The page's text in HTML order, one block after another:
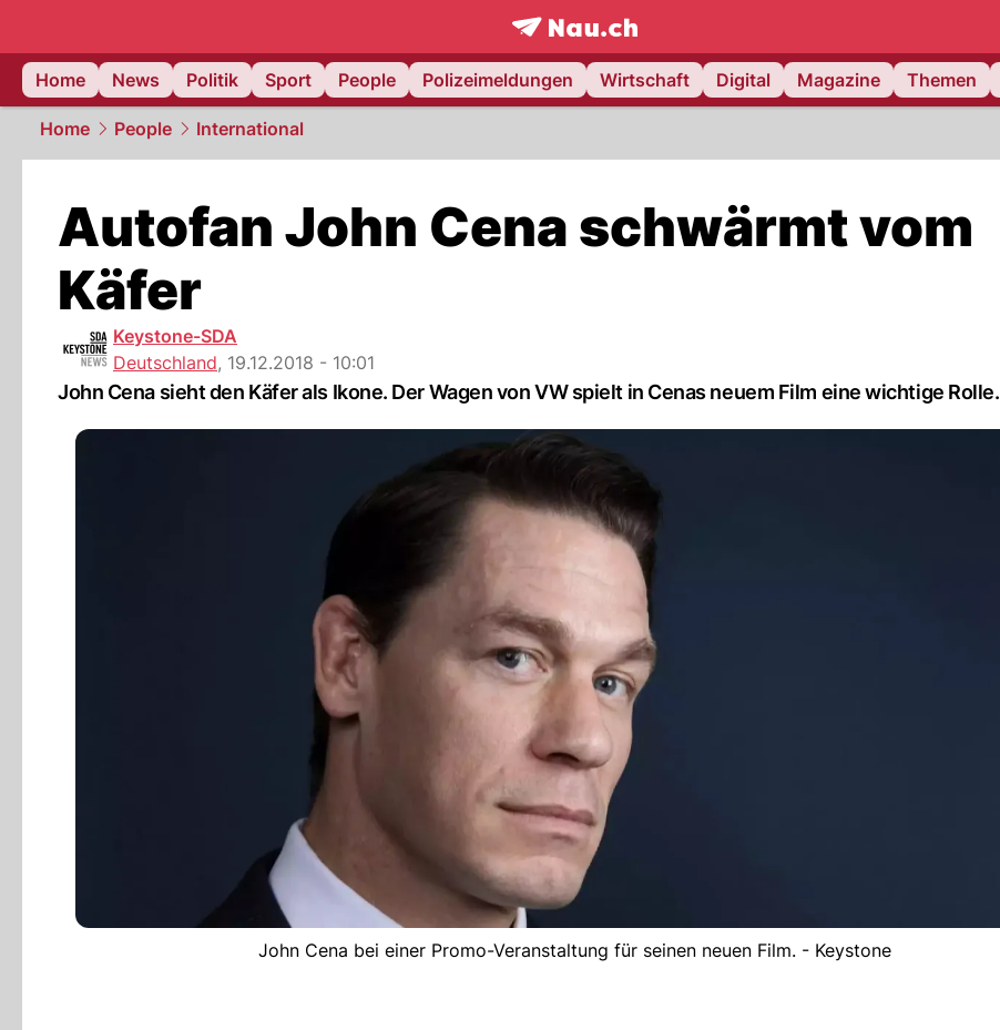
frontpage.NAU.ch
Home
News Politik Sport People Polizeimeldungen Wirtschaft Digital Magazine Themen
Home People International
Autofan John Cena schwärmt vom
Käfer
Keystone-SDA
Deutschland, 19.12.2018 - 10:01
John Cena sieht den Käfer als Ikone. Der Wagen von VW spielt in Cenas neuem Film eine wichtige Rolle.
John Cena bei einer Promo-Veranstaltung für seinen neuen Film. - Keystone